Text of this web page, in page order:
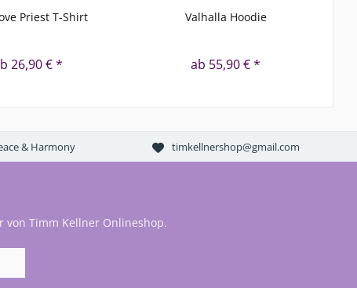
Priest T-Shirt
26,90 € *
Valhalla Hoodie
ab 55,90 € *
& Harmony timkellnershop@gmail.com
von Timm Kellner Onlineshop.